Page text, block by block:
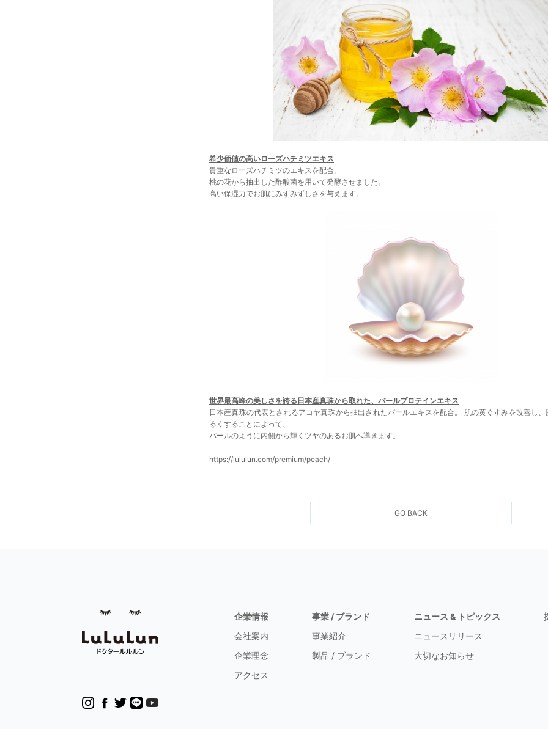
希少価値の高いローズハチミツエキス
貴重なローズハチミツのエキスを配合。
桃の花から抽出した酢酸菌を用いて発酵させました。
高い保湿力でお肌にみずみずしさを与えます。
世界最高峰の美しさを誇る日本産真珠から取れた、パールプロテインエキス
日本産真珠の代表とされるアコヤ真珠から抽出されたパールエキスを配合。 肌の黄ぐすみを改善し
るくすることによって、
パールのように内側から輝くツヤのあるお肌へ導きます。
https://lululun.com/premium/peach/
GO BACK
企業情報
会社案内
企業理念
アクセス
事業 / ブランド
事業紹介
製品 / ブランド
ニュース & トピックス
ニュースリリース
大切なお知らせ